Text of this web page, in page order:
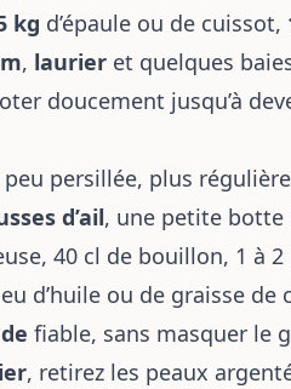
kg d’épaule ou de cuissot,
, laurier et quelques
doucement jusqu’à
persillée, plus
d’ail, une petite botte
40 cl de bouillon, 1 à
d’huile ou de graisse de
fiable, sans masquer le
, retirez les peaux